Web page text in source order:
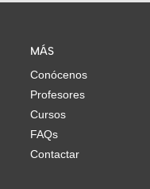
MÁS
Conócenos
Profesores
Cursos
FAQs
Contactar